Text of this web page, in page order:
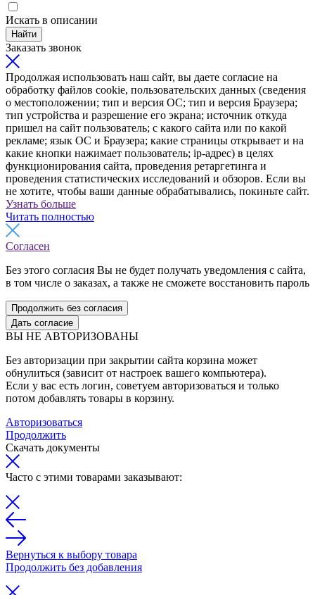
Искать в описании
Найти
Заказать звонок
Продолжая использовать наш сайт, вы даете согласие на
обработку файлов cookie, пользовательских данных (сведения
о местоположении; тип и версия ОС; тип и версия Браузера;
тип устройства и разрешение его экрана; источник откуда
пришел на сайт пользователь; с какого сайта или по какой
рекламе; язык ОС и Браузера; какие страницы открывает и на
какие кнопки нажимает пользователь; ip-адрес) в целях
функционирования сайта, проведения ретаргетинга и
проведения статистических исследований и обзоров. Если вы
не хотите, чтобы ваши данные обрабатывались, покиньте сайт.
Узнать больше
Читать полностью
Согласен
Без этого согласия Вы не будет получать уведомления с сайта,
в том числе о заказах, а также не сможете восстановить пароль
Продолжить без согласия
Дать согласие
ВЫ НЕ АВТОРИЗОВАНЫ
Без авторизации при закрытии сайта корзина может
обнулиться (зависит от настроек вашего компьютера).
Если у вас есть логин, советуем авторизоваться и только
потом добавлять товары в корзину.
Авторизоваться
Продолжить
Скачать документы
Часто с этими товарами заказывают:
Вернуться к выбору товара
Продолжить без добавления